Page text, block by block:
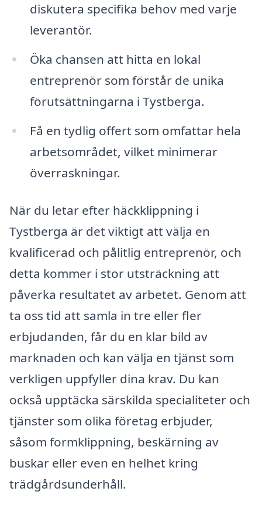
diskutera specifika behov med varje
leverantör.
Öka chansen att hitta en lokal
entreprenör som förstår de unika
förutsättningarna i Tystberga.
Få en tydlig offert som omfattar hela
arbetsområdet, vilket minimerar
överraskningar.
När du letar efter häckklippning i
Tystberga är det viktigt att välja en
kvalificerad och pålitlig entreprenör, och
detta kommer i stor utsträckning att
påverka resultatet av arbetet. Genom att
ta oss tid att samla in tre eller fler
erbjudanden, får du en klar bild av
marknaden och kan välja en tjänst som
verkligen uppfyller dina krav. Du kan
också upptäcka särskilda specialiteter och
tjänster som olika företag erbjuder,
såsom formklippning, beskärning av
buskar eller even en helhet kring
trädgårdsunderhåll.